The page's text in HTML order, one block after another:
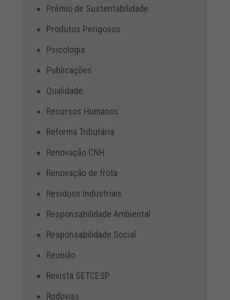
Prêmio de Sustentabilidade
Produtos Perigosos
Psicologia
Publicações
Qualidade
Recursos Humanos
Reforma Tributária
Renovação CNH
Renovação de frota
Resíduos Industriais
Responsabilidade Ambiental
Responsabilidade Social
Reunião
Revista SETCESP
Rodovias